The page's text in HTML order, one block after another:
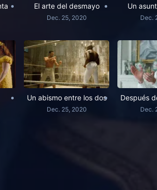
El arte del desmayo
Dec. 25, 2020
Un
Dec.
Un abismo entre los dos
Dec. 25, 2020
Después
Dec.